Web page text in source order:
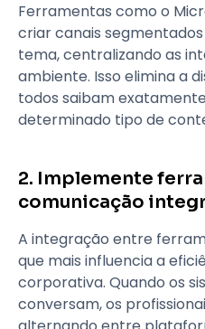
Ferramentas como o
criar canais
tema, centralizando as
ambiente. Isso elimina a
todos saibam
determinado tipo de
2. Implemente
comunicação
A integração entre
que mais influencia a
corporativa. Quando os
conversam, os